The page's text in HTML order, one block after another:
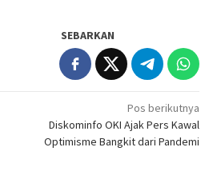
SEBARKAN
Pos berikutnya
Diskominfo OKI Ajak Pers Kawal
Optimisme Bangkit dari Pandemi